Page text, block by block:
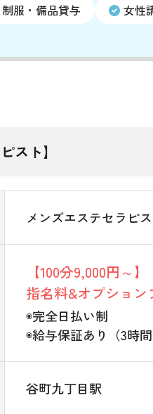
制服・備品貸与 女性
スト】
メンズエステセラピ
【100分9,000円～】
指名料&オプション
◉完全日払い制
◉給与保証あり（3時間
谷町九丁目駅